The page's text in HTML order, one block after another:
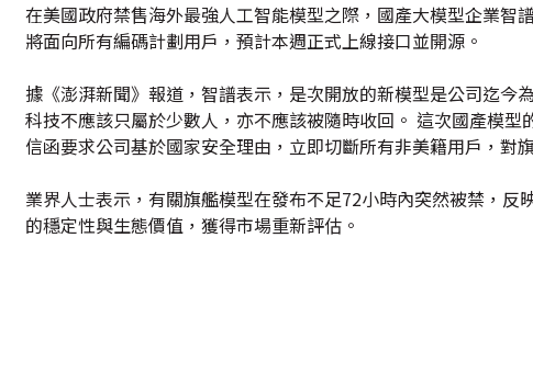
在美國政府禁售海外最強人工智能模型之際，國產大模型企業
將面向所有編碼計劃用戶，預計本週正式上線接口並開源。
據《澎湃新聞》報道，智譜表示，是次開放的新模型是公司迄今
科技不應該只屬於少數人，亦不應該被隨時收回。 這次國產模
信函要求公司基於國家安全理由，立即切斷所有非美籍用戶，
業界人士表示，有關旗艦模型在發布不足72小時內突然被禁，
的穩定性與生態價值，獲得市場重新評估。